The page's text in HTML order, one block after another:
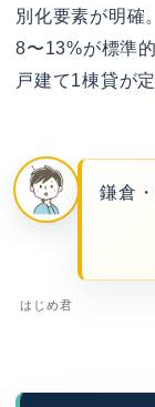
別化要素が明確
8〜13%が標準
戸建て1棟貸が
はじめ君
鎌倉